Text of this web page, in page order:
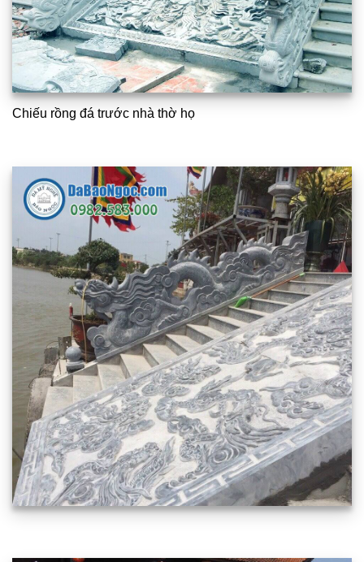
Chiếu rồng đá trước nhà thờ họ